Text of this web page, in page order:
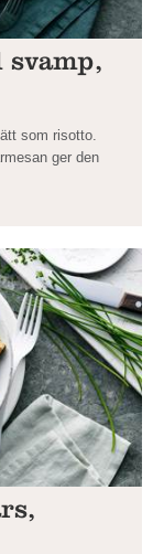
svamp,
som risotto.
ger den